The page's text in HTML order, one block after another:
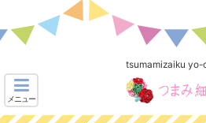
tsumamizaiku yo-
メニュー